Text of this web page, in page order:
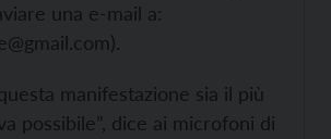
una e-mail a:
manifestazione sia il più
possibile”, dice ai microfoni di